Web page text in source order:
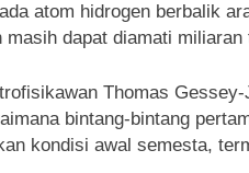
atom hidrogen berbalik
dapat diamati
Thomas
bintang-bintang
kondisi awal semesta,